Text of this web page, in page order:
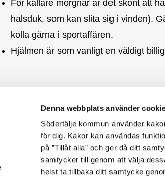
Denna webbplats använder
Södertälje kommun använder
för dig. Kakor kan användas
på ”Tillåt alla” och ger då ditt
samtycker till genom att välja
helst ta tillbaka ditt samtycke
För kallare morgnar är det skönt att
halsduk, som kan slita sig i vinden).
kolla gärna i sportaffären.
Hjälmen är som vanligt en väldigt
Heja hojen är en
inspirationswebb för att lyfta
cykling i Södertälje. Bakom den
står Samhällsbyggnadskontoret i
Följ oss